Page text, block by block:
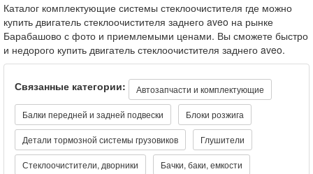
Каталог комплектующие системы стеклоочистителя где можно
купить двигатель стеклоочистителя заднего aveo на рынке
Барабашово с фото и приемлемыми ценами. Вы сможете быстро
и недорого купить двигатель стеклоочистителя заднего aveo.
Связанные категории: Автозапчасти и комплектующие
Балки передней и задней подвески Блоки розжига
Детали тормозной системы грузовиков Глушители
Стеклоочистители, дворники Бачки, баки, емкости